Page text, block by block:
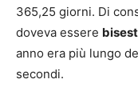
365,25 giorni. Di
doveva essere
anno era più lungo
secondi.